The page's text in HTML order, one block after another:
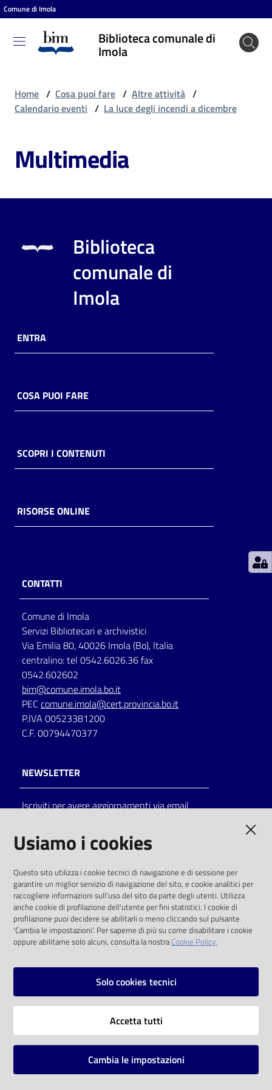
Vai al contenuto
Vai alla navigazione
Vai al footer
Comune di Imola
Biblioteca comunale di
Imola
Biblioteca
comunale
puoi
Risorse
online
Casa
Piani
storico
per
lettura
Seguici
su
Catalogo
on line
Eventi
Chiedi al
bibliotecario
Home / Cosa puoi fare / Altre attività /
Calendario eventi / La luce degli incendi a dicembre
Multimedia
Biblioteca
comunale di
Imola
ENTRA
COSA PUOI FARE
SCOPRI I CONTENUTI
RISORSE ONLINE
CONTATTI
Comune di Imola
Servizi Bibliotecari e archivistici
Via Emilia 80, 40026 Imola (Bo), Italia
centralino: tel 0542.6026.36 fax
0542.602602
bim@comune.imola.bo.it
PEC comune.imola@cert.provincia.bo.it
P.IVA 00523381200
C.F. 00794470377
NEWSLETTER
Iscriviti per avere aggiornamenti via email
solo alle condizioni previste dalla direttiva
comunitaria 2003/98/CE e dal d.lgs. 36/2006
SOCIAL
Instagram
Vai alla pagina
Mappa del sito
Usiamo i cookies
Questo sito utilizza i cookie tecnici di navigazione e di sessione per
garantire un miglior servizio di navigazione del sito, e cookie analitici per
raccogliere informazioni sull'uso del sito da parte degli utenti. Utilizza
anche cookie di profilazione dell'utente per fini statistici. I cookie di
profilazione puoi decidere se abilitarli o meno cliccando sul pulsante
'Cambia le impostazioni'. Per saperne di più su come disabilitare i cookie
oppure abilitarne solo alcuni, consulta la nostraCookie Policy.
Solo cookies tecnici
Accetta tutti
Cambia le impostazioni